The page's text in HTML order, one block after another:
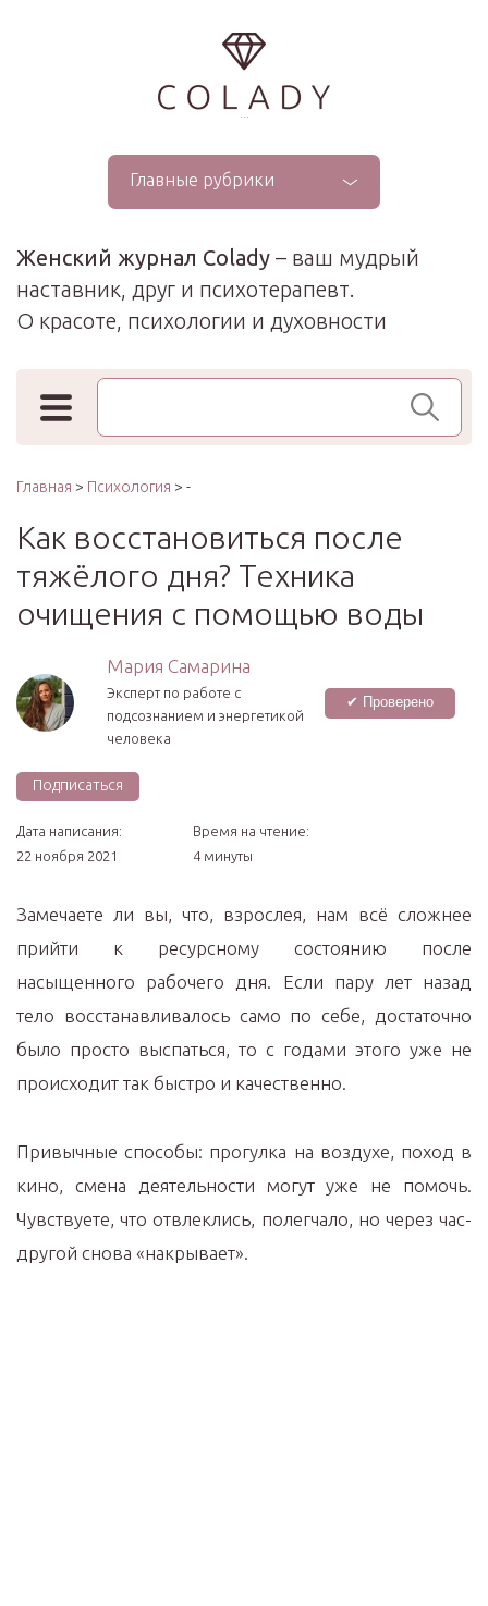
...
Главные рубрики
Женский журнал Colady – ваш мудрый
наставник, друг и психотерапевт.
О красоте, психологии и духовности
Поиск по сайту
Главная > Психология > -
Как восстановиться после
тяжёлого дня? Техника
очищения с помощью воды
Мария Самарина
Эксперт по работе с
подсознанием и энергетикой
человека
✔ Проверено
Подписаться
Дата написания:
22 ноября 2021
Время на чтение:
4 минуты
Замечаете ли вы, что, взрослея, нам всё сложнее
прийти к ресурсному состоянию после
насыщенного рабочего дня. Если пару лет назад
тело восстанавливалось само по себе, достаточно
было просто выспаться, то с годами этого уже не
происходит так быстро и качественно.
Привычные способы: прогулка на воздухе, поход в
кино, смена деятельности могут уже не помочь.
Чувствуете, что отвлеклись, полегчало, но через час-
другой снова «накрывает».